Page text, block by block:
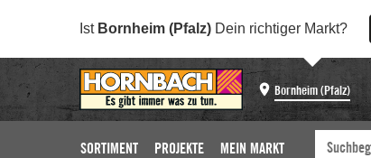
Ist Bornheim (Pfalz) Dein richtiger Markt?
Bornheim (Pfalz)
SORTIMENT PROJEKTE MEIN MARKT